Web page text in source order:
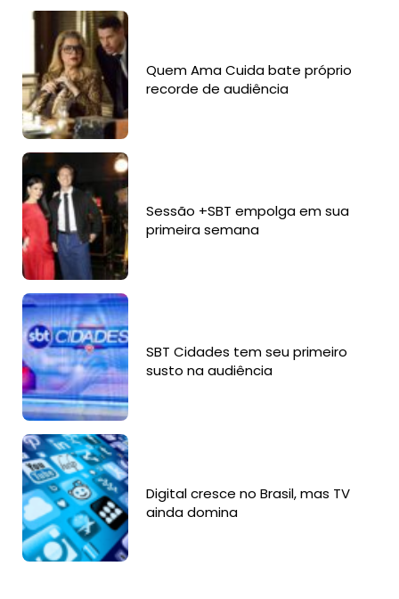
Quem Ama Cuida bate próprio
recorde de audiência
Sessão +SBT empolga em sua
primeira semana
SBT Cidades tem seu primeiro
susto na audiência
Digital cresce no Brasil, mas TV
ainda domina